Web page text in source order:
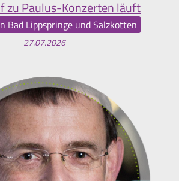
zu Paulus-Konzerten läuft
Bad Lippspringe und Salzkotten
27.07.2026